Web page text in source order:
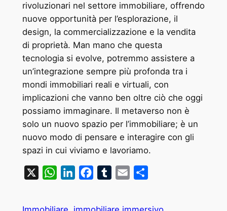
rivoluzionari nel settore immobiliare, offrendo
nuove opportunità per l’esplorazione, il
design, la commercializzazione e la vendita
di proprietà. Man mano che questa
tecnologia si evolve, potremmo assistere a
un’integrazione sempre più profonda tra i
mondi immobiliari reali e virtuali, con
implicazioni che vanno ben oltre ciò che oggi
possiamo immaginare. Il metaverso non è
solo un nuovo spazio per l’immobiliare; è un
nuovo modo di pensare e interagire con gli
spazi in cui viviamo e lavoriamo.
WhatsAppLinkedInFacebookTumblrEmail